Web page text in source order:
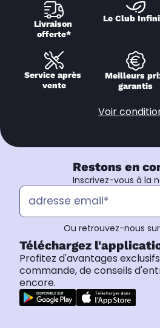
Livraison
offerte*
Le Club
Service après
vente
Meilleurs
garantis
Voir
Restons en
Inscrivez-vous à la
Ou retrouvez-nous
Téléchargez
Profitez d'avantages
commande, de conseils
encore.